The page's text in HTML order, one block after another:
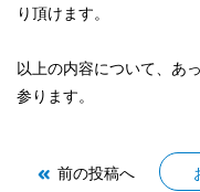
り頂けます。
以上の内容について、あ
参ります。
前の投稿へ